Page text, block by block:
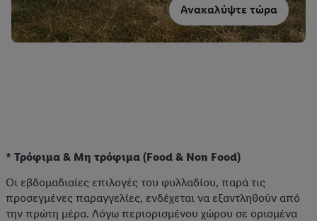
Ανακαλύψτε τώρα
* Τρόφιμα & Μη τρόφιμα (Food & Non Food)
Οι εβδομαδιαίες επιλογές του φυλλαδίου, παρά τις
προσεγμένες παραγγελίες, ενδέχεται να εξαντληθούν από
την πρώτη μέρα. Λόγω περιορισμένου χώρου σε ορισμένα